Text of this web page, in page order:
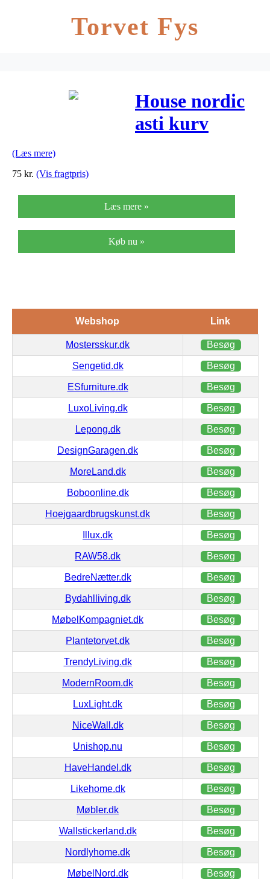
Torvet Fys
House nordic
asti kurv
(Læs mere)
75 kr. (Vis fragtpris)
Læs mere »
Køb nu »
Webshop Link
Mostersskur.dk Besøg
Sengetid.dk Besøg
ESfurniture.dk Besøg
LuxoLiving.dk Besøg
Lepong.dk Besøg
DesignGaragen.dk Besøg
MoreLand.dk Besøg
Boboonline.dk Besøg
Hoejgaardbrugskunst.dk Besøg
Illux.dk Besøg
RAW58.dk Besøg
BedreNætter.dk Besøg
Bydahlliving.dk Besøg
MøbelKompagniet.dk Besøg
Plantetorvet.dk Besøg
TrendyLiving.dk Besøg
ModernRoom.dk Besøg
LuxLight.dk Besøg
NiceWall.dk Besøg
Unishop.nu Besøg
HaveHandel.dk Besøg
Likehome.dk Besøg
Møbler.dk Besøg
Wallstickerland.dk Besøg
Nordlyhome.dk Besøg
MøbelNord.dk Besøg